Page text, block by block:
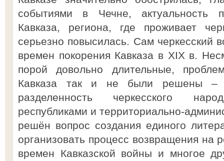
событиями в Чечне, актуальность
Кавказа, региона, где проживает
серьезно повысилась. Сам черкесский
времен покорения Кавказа в XIX в.
порой довольно длительные,
Кавказа так и не были решены –
разделенность черкесского
республиками и территориально-
решён вопрос создания единого
организовать процесс возвращения на
времен Кавказской войны и многое